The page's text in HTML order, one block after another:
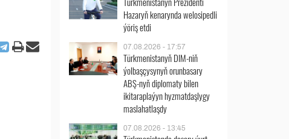
Hazaryň kenarynda welosipedli
ýöriş etdi
07.08.2026 - 17:57
Türkmenistanyň DIM-niň
ýolbaşçysynyň orunbasary
ABŞ-nyň diplomaty bilen
ikitaraplaýyn hyzmatdaşlygy
maslahatlaşdy
07.08.2026 - 13:45